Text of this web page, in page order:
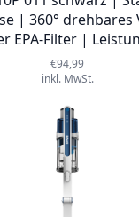
unangenehmen
Shark
sorgt dafür, dass
sauber bleibt,
sei es Entspannung,
der Familie.
Technologie,
sondern auch
ist.